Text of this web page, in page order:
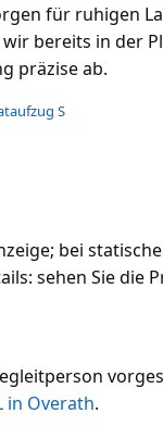
für ruhigen
bereits in der
präzise ab.
S
bei
sehen Sie die
in Overath.